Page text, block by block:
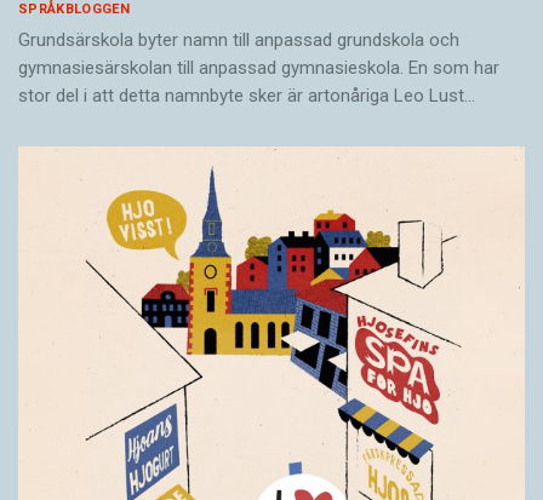
SPRÅKBLOGGEN
Grundsärskola byter namn till anpassad grundskola och
gymnasiesärskolan till anpassad gymnasieskola. En som har
stor del i att detta namnbyte sker är artonåriga Leo Lust…